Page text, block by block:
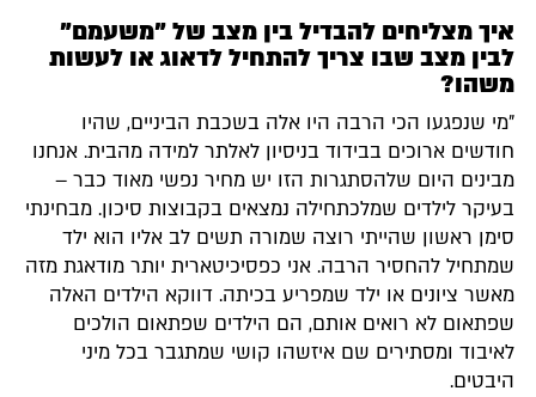
איך מצליחים להבדיל בין מצב של "משעמם"
לבין מצב שבו צריך להתחיל לדאוג או לעשות
משהו?
"מי שנפגעו הכי הרבה היו אלה בשכבת הביניים, שהיו
חודשים ארוכים בבידוד בניסיון לאלתר למידה מהבית. אנחנו
מבינים היום שלהסתגרות הזו יש מחיר נפשי מאוד כבר –
בעיקר לילדים שמלכתחילה נמצאים בקבוצות סיכון. מבחינתי
סימן ראשון שהייתי רוצה שמורה תשים לב אליו הוא ילד
שמתחיל להחסיר הרבה. אני כפסיכיטארית יותר מודאגת מזה
מאשר ציונים או ילד שמפריע בכיתה. דווקא הילדים האלה
שפתאום לא רואים אותם, הם הילדים שפתאום הולכים
לאיבוד ומסתירים שם איזשהו קושי שמתגבר בכל מיני
היבטים.